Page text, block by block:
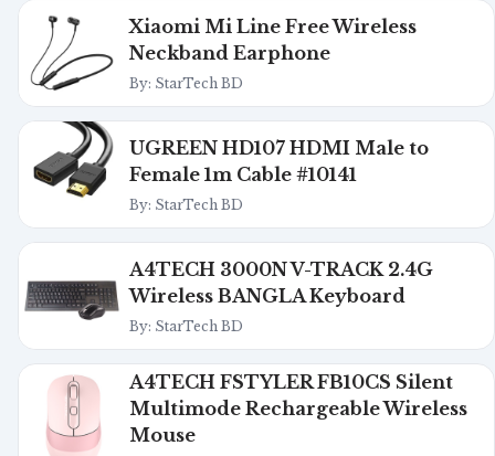
Xiaomi Mi Line Free Wireless
Neckband Earphone
By: StarTech BD
UGREEN HD107 HDMI Male to
Female 1m Cable #10141
By: StarTech BD
A4TECH 3000N V-TRACK 2.4G
Wireless BANGLA Keyboard
By: StarTech BD
A4TECH FSTYLER FB10CS Silent
Multimode Rechargeable Wireless
Mouse